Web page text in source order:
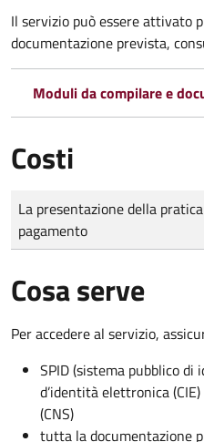
Il servizio può essere attivato
documentazione prevista,
Moduli da compilare e
Costi
Tipo di pagamento
Importo
La presentazione della
pagamento
Cosa serve
Per accedere al servizio,
SPID (sistema pubblico
d’identità elettronica
(CNS)
tutta la documentazione